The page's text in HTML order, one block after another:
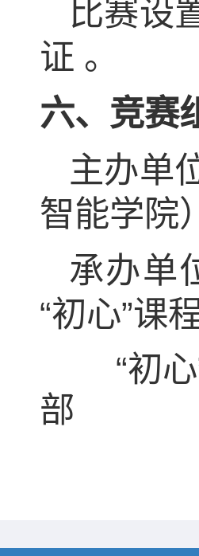
比赛设
证 。
六、竞赛
主办单
智能学院）
承办单
“初心”课
“初心”
部